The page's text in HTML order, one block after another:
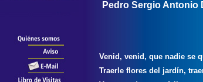
Pedro Sergio Antonio
Venid, venid, que nadie se
Traerle flores del jardín,